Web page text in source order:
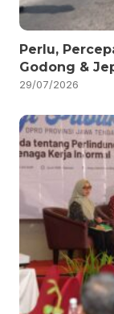
Perlu,
Godong &
29/07/2026